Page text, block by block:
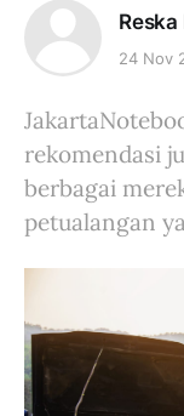
24 Nov
rekomendasi
berbagai
petualangan